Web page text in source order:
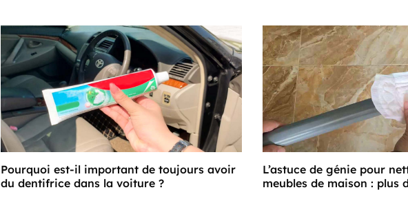
Pourquoi est-il important de toujours avoir
du dentifrice dans la voiture ?
L’astuce de génie pour
meubles de maison : plus